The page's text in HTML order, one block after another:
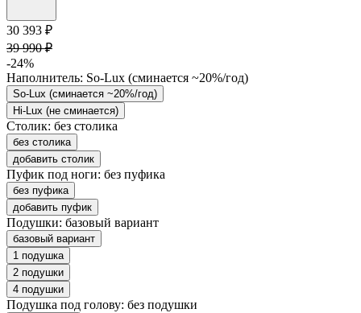
30 393 ₽
39 990 ₽
-24%
Наполнитель: So-Lux (cминается ~20%/год)
So-Lux (cминается ~20%/год)
Hi-Lux (не сминается)
Столик: без столика
без столика
добавить столик
Пуфик под ноги: без пуфика
без пуфика
добавить пуфик
Подушки: базовый вариант
базовый вариант
1 подушка
2 подушки
4 подушки
Подушка под голову: без подушки